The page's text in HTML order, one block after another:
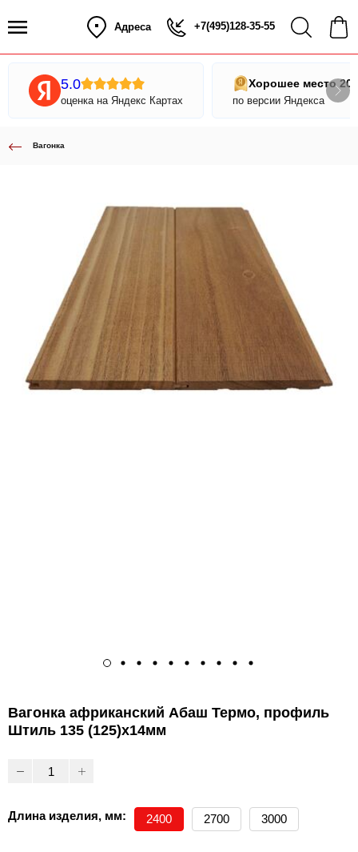
Адреса +7(495)128-35-55
5.0
оценка на Яндекс Картах
Хорошее место
по версии Яндекса
Вагонка
Вагонка африканский Абаш Термо, профиль
Штиль 135 (125)х14мм
Длина изделия, мм: 2400 2700 3000